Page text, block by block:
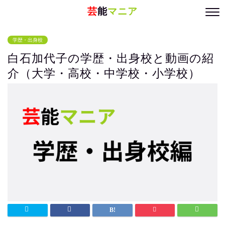
芸能マニア
学歴・出身校
白石加代子の学歴・出身校と動画の紹
介（大学・高校・中学校・小学校）